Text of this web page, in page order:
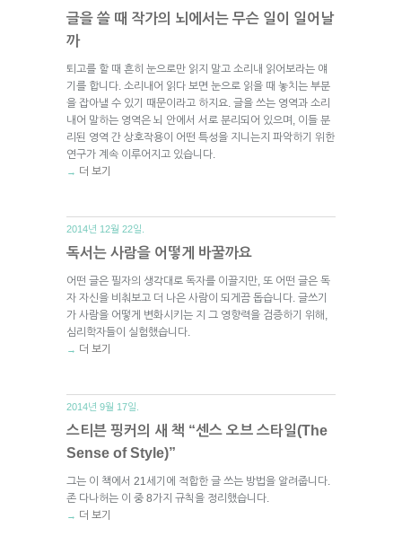
글을 쓸 때 작가의 뇌에서는 무슨 일이 일어날
까
퇴고를 할 때 흔히 눈으로만 읽지 말고 소리내 읽어보라는 얘
기를 합니다. 소리내어 읽다 보면 눈으로 읽을 때 놓치는 부분
을 잡아낼 수 있기 때문이라고 하지요. 글을 쓰는 영역과 소리
내어 말하는 영역은 뇌 안에서 서로 분리되어 있으며, 이들 분
리된 영역 간 상호작용이 어떤 특성을 지니는지 파악하기 위한
연구가 계속 이루어지고 있습니다.
→ 더 보기
2014년 12월 22일.
독서는 사람을 어떻게 바꿀까요
어떤 글은 필자의 생각대로 독자를 이끌지만, 또 어떤 글은 독
자 자신을 비춰보고 더 나은 사람이 되게끔 돕습니다. 글쓰기
가 사람을 어떻게 변화시키는 지 그 영향력을 검증하기 위해,
심리학자들이 실험했습니다.
→ 더 보기
2014년 9월 17일.
스티븐 핑커의 새 책 “센스 오브 스타일(The
Sense of Style)”
그는 이 책에서 21세기에 적합한 글 쓰는 방법을 알려줍니다.
존 다나허는 이 중 8가지 규칙을 정리했습니다.
→ 더 보기